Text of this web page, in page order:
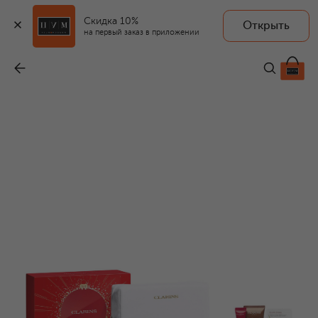
Скидка 10%
на первый заказ в приложении
Открыть
10 950 ₽